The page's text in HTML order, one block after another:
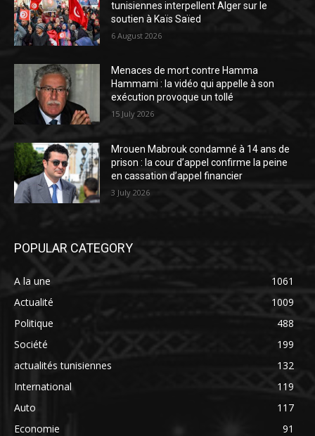
tunisiennes interpellent Alger sur le
soutien à Kaïs Saïed
6 August 2026
Menaces de mort contre Hamma
Hammami : la vidéo qui appelle à son
exécution provoque un tollé
15 July 2026
Mrouen Mabrouk condamné à 14 ans de
prison : la cour d’appel confirme la peine
en cassation d’appel financier
3 July 2026
POPULAR CATEGORY
A la une
1061
Actualité
1009
Politique
488
Société
199
actualités tunisiennes
132
International
119
Auto
117
Economie
91